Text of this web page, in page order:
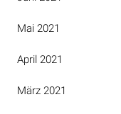
Mai 2021
April 2021
März 2021